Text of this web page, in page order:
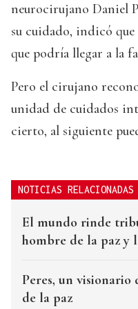
neurocirujano Daniel
su cuidado, indicó
que podría llegar a la
Pero el cirujano
unidad de cuidados
cierto, al siguiente
NOTICIAS RELACIONADAS
El mundo rinde
hombre de la paz y
Peres, un visionario
de la paz